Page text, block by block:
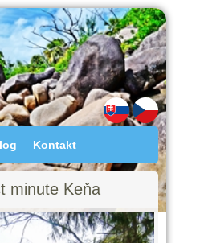
Kontakt
minute Keňa